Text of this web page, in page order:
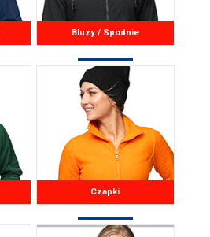
Bluzy / Spodnie
Czapki